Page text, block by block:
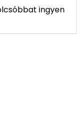
ingyen